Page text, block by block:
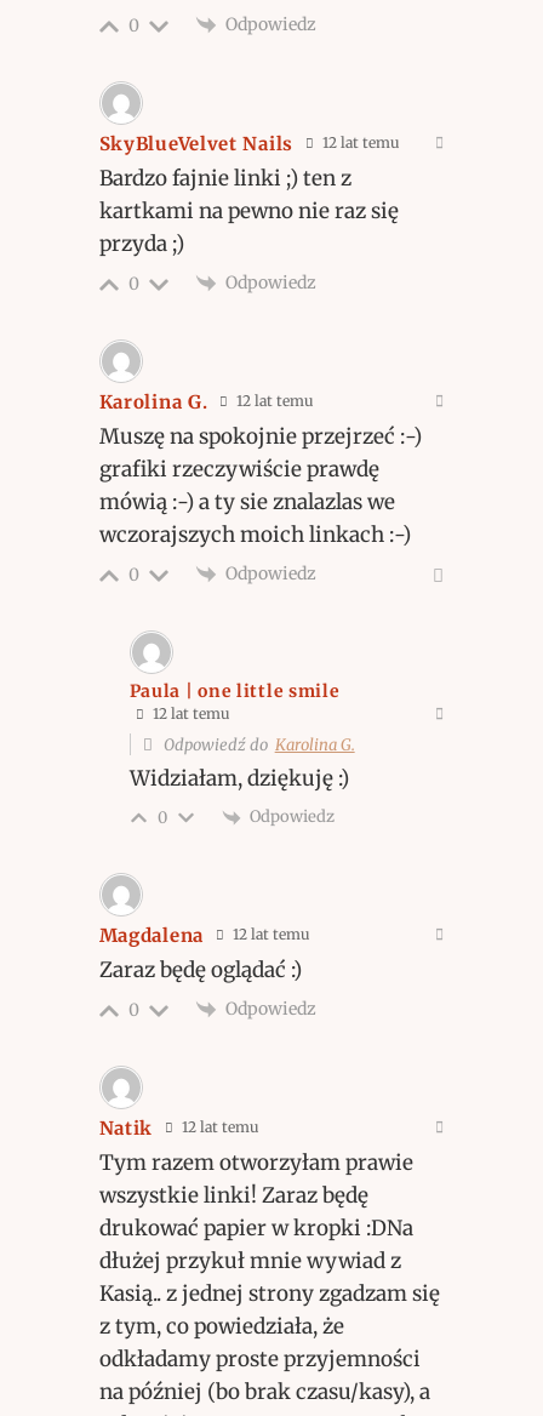
0 Odpowiedz
SkyBlueVelvet Nails 12 lat temu
Bardzo fajnie linki ;) ten z
kartkami na pewno nie raz się
przyda ;)
0 Odpowiedz
Karolina G. 12 lat temu
Muszę na spokojnie przejrzeć :-)
grafiki rzeczywiście prawdę
mówią :-) a ty sie znalazlas we
wczorajszych moich linkach :-)
0 Odpowiedz
Paula | one little smile
12 lat temu
Odpowiedź do Karolina G.
Widziałam, dziękuję :)
0 Odpowiedz
Magdalena 12 lat temu
Zaraz będę oglądać :)
0 Odpowiedz
Natik 12 lat temu
Tym razem otworzyłam prawie
wszystkie linki! Zaraz będę
drukować papier w kropki :DNa
dłużej przykuł mnie wywiad z
Kasią.. z jednej strony zgadzam się
z tym, co powiedziała, że
odkładamy proste przyjemności
na później (bo brak czasu/kasy), a